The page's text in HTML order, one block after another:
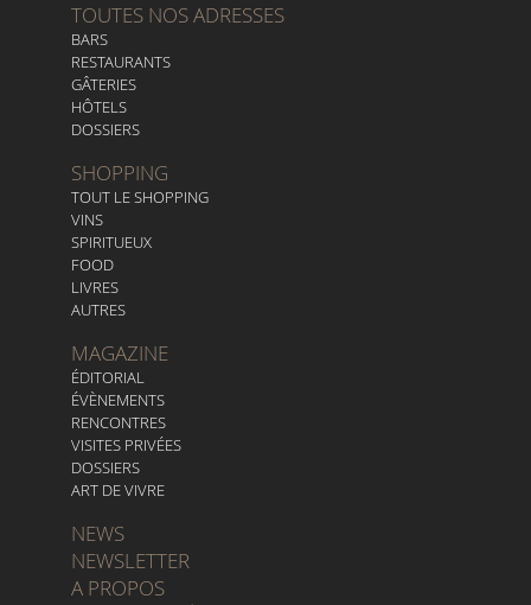
TOUTES NOS ADRESSES
BARS
RESTAURANTS
GÂTERIES
HÔTELS
DOSSIERS
SHOPPING
TOUT LE SHOPPING
VINS
SPIRITUEUX
FOOD
LIVRES
AUTRES
MAGAZINE
ÉDITORIAL
ÉVÈNEMENTS
RENCONTRES
VISITES PRIVÉES
DOSSIERS
ART DE VIVRE
NEWS
NEWSLETTER
A PROPOS